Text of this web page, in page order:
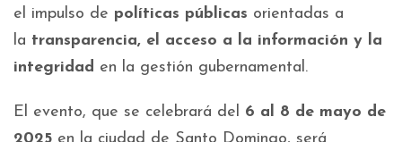
el impulso de políticas públicas orientadas a
la transparencia, el acceso a la información y la
integridad en la gestión gubernamental.
El evento, que se celebrará del 6 al 8 de mayo de